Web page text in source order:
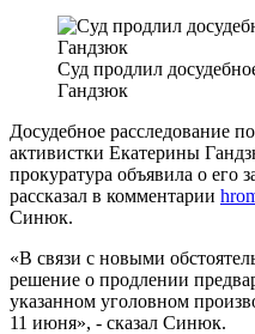
Суд продлил
Гандзюк
Досудебное расследование
активистки Екатерины
прокуратура объявила о его
рассказал в комментарии
Синюк.
«В связи с новыми
решение о продлении
указанном уголовном
11 июня», - сказал Синюк.